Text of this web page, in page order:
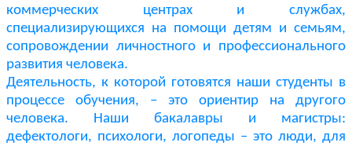
коммерческих центрах и службах,
специализирующихся на помощи детям и семьям,
сопровождении личностного и профессионального
развития человека.
Деятельность, к которой готовятся наши студенты в
процессе обучения, – это ориентир на другого
человека. Наши бакалавры и магистры:
дефектологи, психологи, логопеды – это люди, для